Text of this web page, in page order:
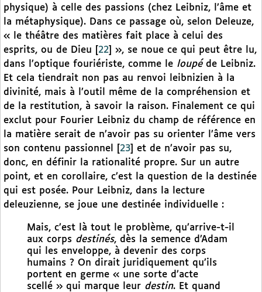
physique) à celle des passions (chez Leibniz, l’âme et
la métaphysique). Dans ce passage où, selon Deleuze,
« le théâtre des matières fait place à celui des
esprits, ou de Dieu
22
», se noue ce qui peut être lu,
dans l’optique fouriériste, comme le loupéde Leibniz.
Et cela tiendrait non pas au renvoi leibnizien à la
divinité, mais à l’outil même de la compréhension et
de la restitution, à savoir la raison. Finalement ce qui
exclut pour Fourier Leibniz du champ de référence en
la matière serait de n’avoir pas su orienter l’âme vers
son contenu passionnel
23
et de n’avoir pas su,
donc, en définir la rationalité propre. Sur un autre
point, et en corollaire, c’est la question de la destinée
qui est posée. Pour Leibniz, dans la lecture
deleuzienne, se joue une destinée individuelle :
Mais, c’est là tout le problème, qu’arrive-t-il
aux corps destinés, dès la semence d’Adam
qui les enveloppe, à devenir des corps
humains ? On dirait juridiquement qu’ils
portent en germe « une sorte d’acte
scellé » qui marque leur destin. Et quand